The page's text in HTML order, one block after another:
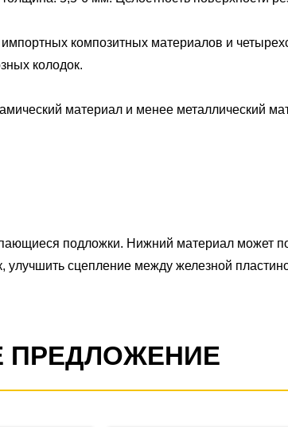
композитных материалов и
колодок.
материал и менее металлический
подложки. Нижний материал может
сцепление между железной
ПРЕДЛОЖЕНИЕ